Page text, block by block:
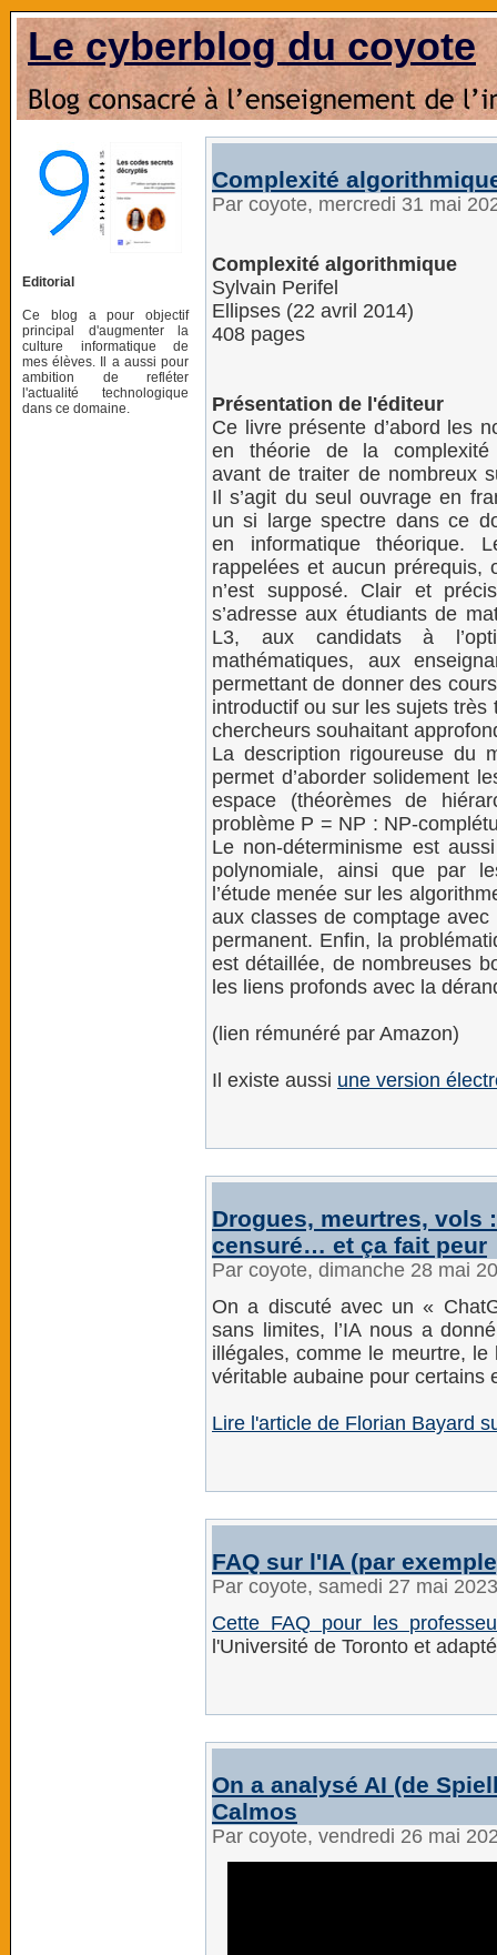
Le cyberblog du coyote
Editorial
Ce blog a pour objectif
principal d'augmenter la
culture informatique de
mes élèves. Il a aussi pour
ambition de refléter
l'actualité technologique
dans ce domaine.
Complexité
Par coyote, mercredi 31 mai
Complexité algorithmique
Sylvain Perifel
Ellipses (22 avril 2014)
408 pages
Présentation de l'éditeur
Ce livre présente d’abord les
en théorie de la complexité
avant de traiter de nombreux
Il s’agit du seul ouvrage en
un si large spectre dans ce
en informatique théorique.
rappelées et aucun prérequis,
n’est supposé. Clair et
s’adresse aux étudiants de
L3, aux candidats à
mathématiques, aux
permettant de donner des
introductif ou sur les sujets
chercheurs souhaitant
La description rigoureuse du
permet d’aborder solidement
espace (théorèmes de
problème P = NP : NP-
Le non-déterminisme est
polynomiale, ainsi que par
l’étude menée sur les
aux classes de comptage
permanent. Enfin, la
est détaillée, de nombreuses
les liens profonds avec la
(lien rémunéré par Amazon)
Il existe aussi une version
Drogues, meurtres, vols
censuré… et ça fait peur
Par coyote, dimanche 28 mai
On a discuté avec un «
sans limites, l’IA nous a
illégales, comme le meurtre,
véritable aubaine pour certains
Lire l'article de Florian Bayard
FAQ sur l'IA (par
Par coyote, samedi 27 mai
Cette FAQ pour les
l'Université de Toronto et
On a analysé AI (de
Calmos
Par coyote, vendredi 26 mai